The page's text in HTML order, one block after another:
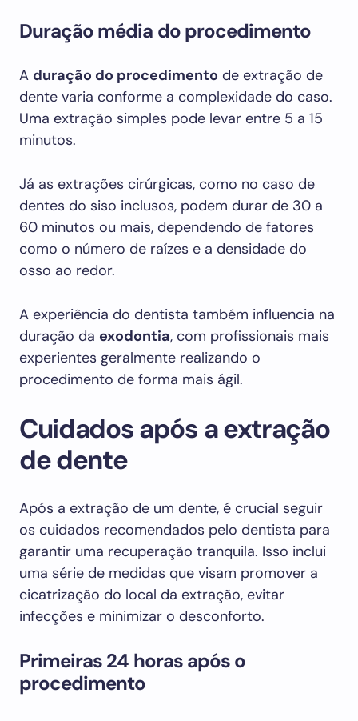
Duração média do procedimento
A duração do procedimento de extração de
dente varia conforme a complexidade do caso.
Uma extração simples pode levar entre 5 a 15
minutos.
Já as extrações cirúrgicas, como no caso de
dentes do siso inclusos, podem durar de 30 a
60 minutos ou mais, dependendo de fatores
como o número de raízes e a densidade do
osso ao redor.
A experiência do dentista também influencia na
duração da exodontia, com profissionais mais
experientes geralmente realizando o
procedimento de forma mais ágil.
Cuidados após a extração
de dente
Após a extração de um dente, é crucial seguir
os cuidados recomendados pelo dentista para
garantir uma recuperação tranquila. Isso inclui
uma série de medidas que visam promover a
cicatrização do local da extração, evitar
infecções e minimizar o desconforto.
Primeiras 24 horas após o
procedimento